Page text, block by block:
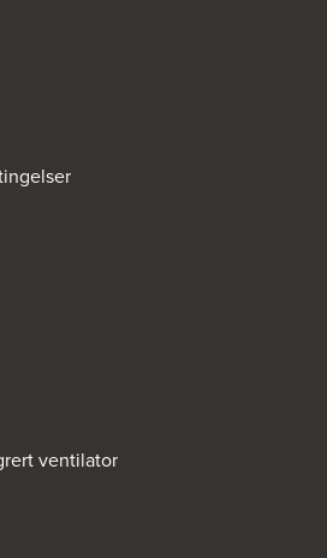
ventilator